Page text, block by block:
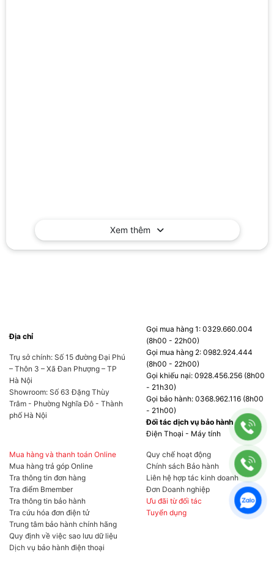
Xem thêm
Địa chỉ
Trụ sở chính: Số 15 đường Đại Phú
– Thôn 3 – Xã Đan Phượng – TP
Hà Nội
Showroom: Số 63 Đặng Thùy
Trâm - Phường Nghĩa Đô - Thành
phố Hà Nội
Gọi mua hàng 1: 0329.660.004
(8h00 - 22h00)
Gọi mua hàng 2: 0982.924.444
(8h00 - 22h00)
Gọi khiếu nại: 0928.456.256 (8h00
- 21h30)
Gọi bảo hành: 0368.962.116 (8h00
- 21h00)
Đối tác dịch vụ bảo hành
Điện Thoại - Máy tính
Mua hàng và thanh toán Online
Mua hàng trả góp Online
Tra thông tin đơn hàng
Tra điểm Bmember
Tra thông tin bảo hành
Tra cứu hóa đơn điện tử
Trung tâm bảo hành chính hãng
Quy định về việc sao lưu dữ liệu
Dịch vụ bảo hành điện thoại
Quy chế hoạt động
Chính sách Bảo hành
Liên hệ hợp tác kinh doanh
Đơn Doanh nghiệp
Ưu đãi từ đối tác
Tuyển dụng